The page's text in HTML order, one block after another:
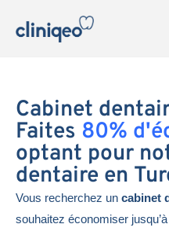
Cabinet
Faites 80%
optant pour
dentaire en
Vous recherchez un cabinet
souhaitez économiser